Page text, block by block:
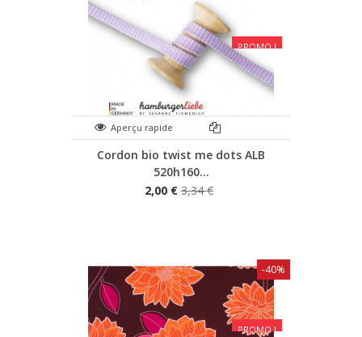
PROMO !
Aperçu rapide
Cordon bio twist me dots ALB
520h160...
2,00 € 3,34 €
PROMO !
-40%